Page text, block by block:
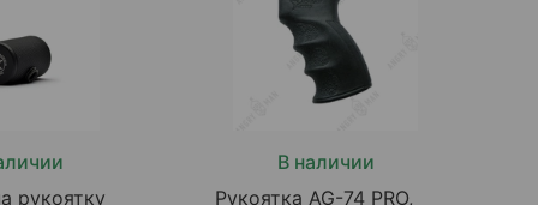
рукоятку
Рукоятка AG-74 PRO,
В наличии